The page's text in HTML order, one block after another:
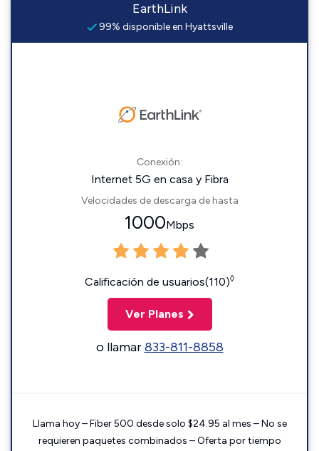
EarthLink
99% disponible en Hyattsville
Conexión:
Internet 5G en casa y Fibra
Velocidades de descarga de hasta
1000Mbps
Calificación de usuarios(110)◊
Ver Planes
o llamar833-811-8858
Llama hoy – Fiber 500 desde solo $24.95 al mes – No se
requieren paquetes combinados – Oferta por tiempo